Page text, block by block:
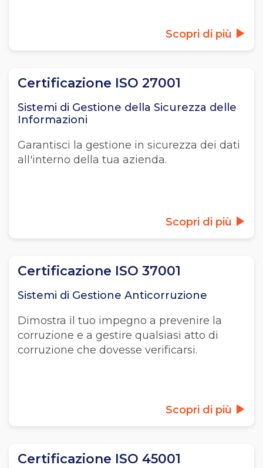
Scopri di più
Certificazione ISO 27001
Sistemi di Gestione della Sicurezza delle
Informazioni
Garantisci la gestione in sicurezza dei dati
all'interno della tua azienda.
Scopri di più
Certificazione ISO 37001
Sistemi di Gestione Anticorruzione
Dimostra il tuo impegno a prevenire la
corruzione e a gestire qualsiasi atto di
corruzione che dovesse verificarsi.
Scopri di più
Certificazione ISO 45001